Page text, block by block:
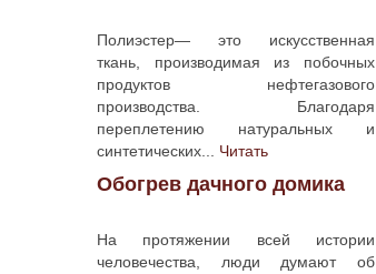
Полиэстер— это искусственная
ткань, производимая из побочных
продуктов нефтегазового
производства. Благодаря
переплетению натуральных и
синтетических... Читать
Обогрев дачного домика
На протяжении всей истории
человечества, люди думают об